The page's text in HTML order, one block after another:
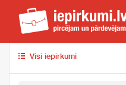
Visi iepirkumi